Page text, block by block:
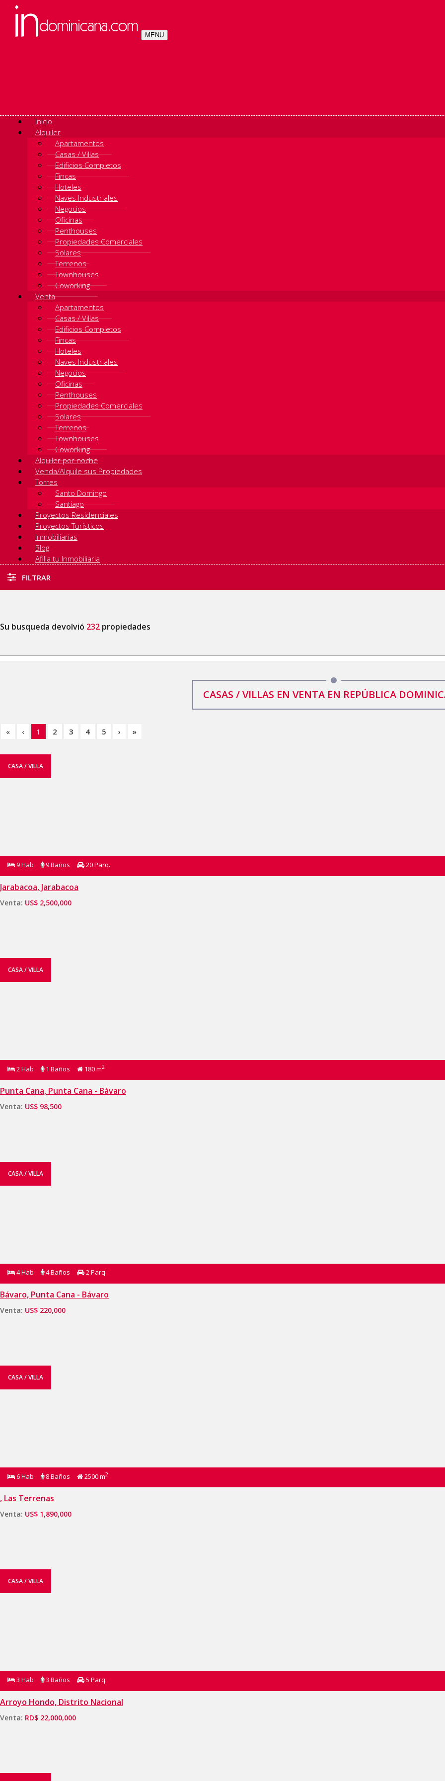
MENU
Inicio
Alquiler
Apartamentos
Casas / Villas
Edificios Completos
Fincas
Hoteles
Naves Industriales
Negocios
Oficinas
Penthouses
Propiedades Comerciales
Solares
Terrenos
Townhouses
Coworking
Venta
Apartamentos
Casas / Villas
Edificios Completos
Fincas
Hoteles
Naves Industriales
Negocios
Oficinas
Penthouses
Propiedades Comerciales
Solares
Terrenos
Townhouses
Coworking
Alquiler por noche
Venda/Alquile sus Propiedades
Torres
Santo Domingo
Santiago
Proyectos Residenciales
Proyectos Turísticos
Inmobiliarias
Blog
Afilia tu Inmobiliaria
FILTRAR
Su busqueda devolvió 232 propiedades
CASAS / VILLAS EN VENTA EN REPÚBLICA
« ‹ 1 2 3 4 5 › »
CASA / VILLA
9 Hab 9 Baños 20 Parq.
Jarabacoa, Jarabacoa
Venta: US$ 2,500,000
CASA / VILLA
2 Hab 1 Baños 180 m2
Punta Cana, Punta Cana - Bávaro
Venta: US$ 98,500
CASA / VILLA
4 Hab 4 Baños 2 Parq.
Bávaro, Punta Cana - Bávaro
Venta: US$ 220,000
CASA / VILLA
6 Hab 8 Baños 2500 m2
, Las Terrenas
Venta: US$ 1,890,000
CASA / VILLA
3 Hab 3 Baños 5 Parq.
Arroyo Hondo, Distrito Nacional
Venta: RD$ 22,000,000